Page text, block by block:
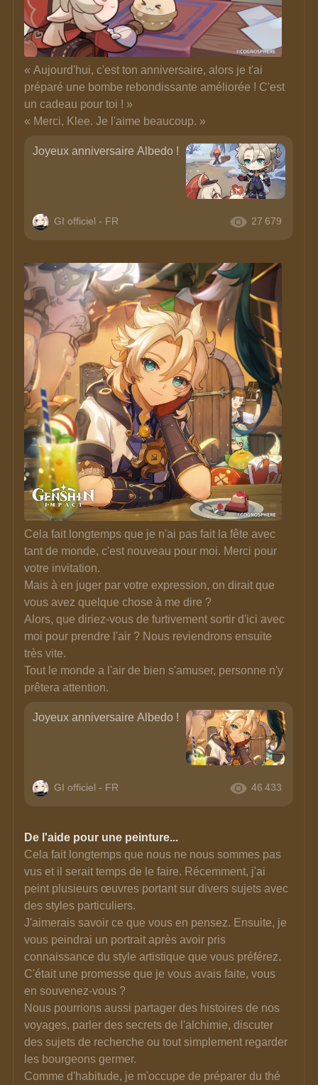
« Aujourd'hui, c'est ton anniversaire, alors je t'ai
préparé une bombe rebondissante améliorée ! C'est
un cadeau pour toi ! »
« Merci, Klee. Je l'aime beaucoup. »
Joyeux anniversaire Albedo !
GI officiel - FR 27 679
Cela fait longtemps que je n'ai pas fait la fête avec
tant de monde, c'est nouveau pour moi. Merci pour
votre invitation.
Mais à en juger par votre expression, on dirait que
vous avez quelque chose à me dire ?
Alors, que diriez-vous de furtivement sortir d'ici avec
moi pour prendre l'air ? Nous reviendrons ensuite
très vite.
Tout le monde a l'air de bien s'amuser, personne n'y
prêtera attention.
Joyeux anniversaire Albedo !
GI officiel - FR 46 433
De l'aide pour une peinture...
Cela fait longtemps que nous ne nous sommes pas
vus et il serait temps de le faire. Récemment, j'ai
peint plusieurs œuvres portant sur divers sujets avec
des styles particuliers.
J'aimerais savoir ce que vous en pensez. Ensuite, je
vous peindrai un portrait après avoir pris
connaissance du style artistique que vous préférez.
C'était une promesse que je vous avais faite, vous
en souvenez-vous ?
Nous pourrions aussi partager des histoires de nos
voyages, parler des secrets de l'alchimie, discuter
des sujets de recherche ou tout simplement regarder
les bourgeons germer.
Comme d'habitude, je m'occupe de préparer du thé